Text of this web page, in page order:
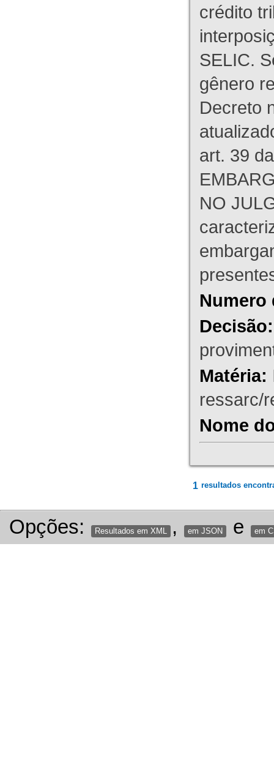
crédito
SELIC.
gênero
Decreto
art. 39
NO
Numero
Decisão:
Matéria:
ressarc/
Nome
1 resultados
Opções: Resultados em XML , em JSON e em